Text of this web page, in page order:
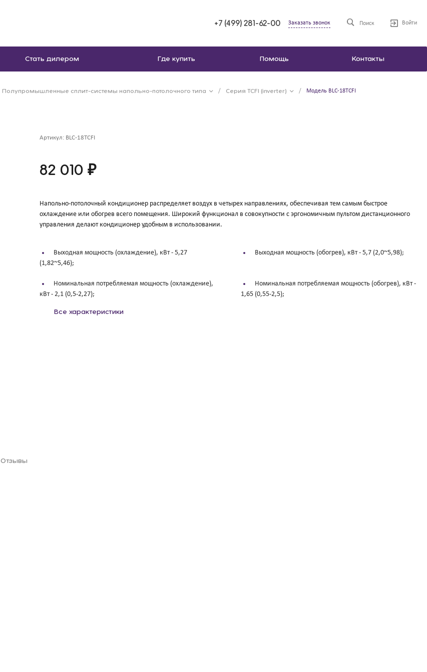
+7 (499) 281-62-00 Заказать звонок Поиск Войти
Стать дилером Где купить Помощь Контакты
Полупромышленные сплит-системы напольно-потолочного типа / Серия TCFI (inverter) / Модель BLC-18TCFI
Артикул: BLC-18TCFI
82 010 ₽
Напольно-потолочный кондиционер распределяет воздух в четырех направлениях, обеспечивая тем самым быстрое
охлаждение или обогрев всего помещения. Широкий функционал в совокупности с эргономичным пультом дистанционного
управления делают кондиционер удобным в использовании.
Выходная мощность (охлаждение), кВт - 5,27
(1,82~5,46);
Выходная мощность (обогрев), кВт - 5,7 (2,0~5,98);
Номинальная потребляемая мощность (охлаждение),
кВт - 2,1 (0,5-2,27);
Номинальная потребляемая мощность (обогрев), кВт -
1,65 (0,55-2,5);
Все характеристики
Отзывы